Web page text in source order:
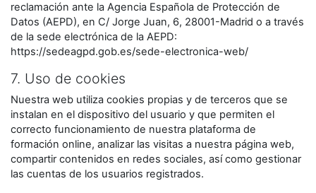
reclamación ante la Agencia Española de Protección de
Datos (AEPD), en C/ Jorge Juan, 6, 28001-Madrid o a través
de la sede electrónica de la AEPD:
https://sedeagpd.gob.es/sede-electronica-web/
7. Uso de cookies
Nuestra web utiliza cookies propias y de terceros que se
instalan en el dispositivo del usuario y que permiten el
correcto funcionamiento de nuestra plataforma de
formación online, analizar las visitas a nuestra página web,
compartir contenidos en redes sociales, así como gestionar
las cuentas de los usuarios registrados.